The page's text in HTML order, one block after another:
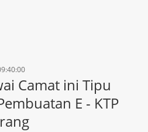
Camat ini Tipu
E - KTP